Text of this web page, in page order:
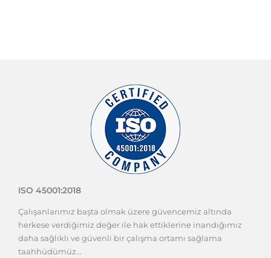
ISO 45001:2018
Çalışanlarımız başta olmak üzere güvencemiz altında
herkese verdiğimiz değer ile hak ettiklerine inandığımız
daha sağlıklı ve güvenli bir çalışma ortamı sağlama
taahhüdümüz...